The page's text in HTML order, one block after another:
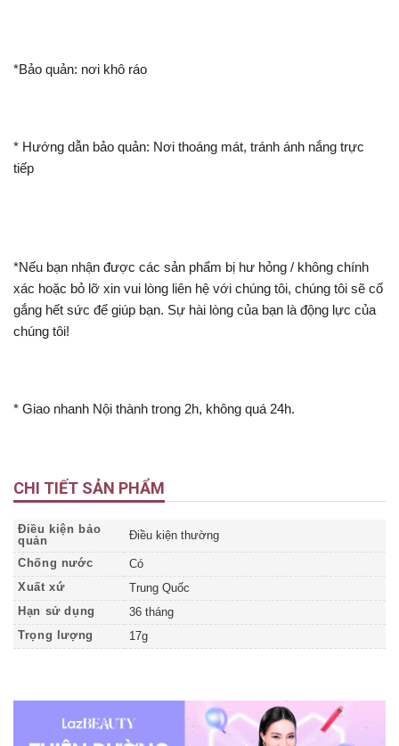
*Bảo quản: nơi khô ráo
* Hướng dẫn bảo quản: Nơi thoáng mát, tránh ánh nắng trực
tiếp
*Nếu bạn nhận được các sản phẩm bị hư hỏng / không chính
xác hoặc bỏ lỡ xin vui lòng liên hệ với chúng tôi, chúng tôi sẽ cố
gắng hết sức để giúp bạn. Sự hài lòng của bạn là động lực của
chúng tôi!
* Giao nhanh Nội thành trong 2h, không quá 24h.
CHI TIẾT SẢN PHẨM
Điều kiện bảo
quản
Điều kiện thường
Chống nước
Có
Xuất xứ
Trung Quốc
Hạn sử dụng
36 tháng
Trọng lượng
17g